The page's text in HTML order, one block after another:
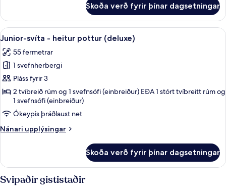
(Honeymoon)
-
aðgengi
að
(Honeymoon)
Skoða verð fyrir þínar dagsetningar
Skoða
allar
myndir
fyrir
Junior-
svíta
heitur
pottur
(deluxe)
Ókeypis drykkir á míníbar,
5
Junior-svíta - heitur pottur (deluxe)
55 fermetrar
1 svefnherbergi
Pláss fyrir 3
2 tvíbreið rúm og 1 svefnsófi (einbreiður) EÐA 1 stórt tvíbreitt rúm og
1 svefnsófi (einbreiður)
Ókeypis þráðlaust net
Nánari upplýsingar
Nánari
svíta
heitur
Skoða verð fyrir þínar dagsetningar
Svipaðir gististaðir